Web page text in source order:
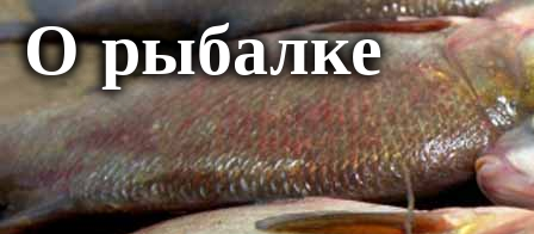
О рыбалке